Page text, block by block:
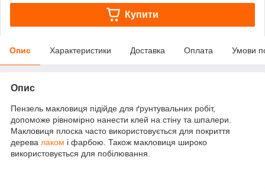
Купити
Опис Характеристики Доставка Оплата Умови
Опис
Пензель макловиця підійде для ґрунтувальних робіт,
допоможе рівномірно нанести клей на стіну та шпалери.
Макловиця плоска часто використовується для покриття
дерева лаком і фарбою. Також макловиця широко
використовується для побілювання.